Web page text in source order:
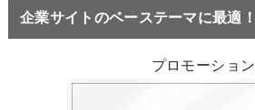
企業サイトのベーステーマに最適！
プロモーション